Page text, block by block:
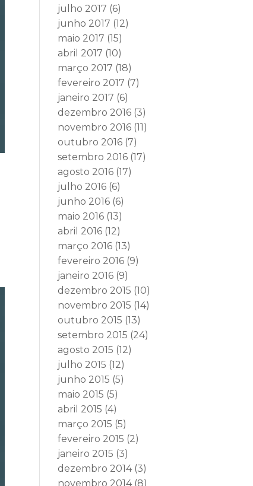
julho 2017 (6)
junho 2017 (12)
maio 2017 (15)
abril 2017 (10)
março 2017 (18)
fevereiro 2017 (7)
janeiro 2017 (6)
dezembro 2016 (3)
novembro 2016 (11)
outubro 2016 (7)
setembro 2016 (17)
agosto 2016 (17)
julho 2016 (6)
junho 2016 (6)
maio 2016 (13)
abril 2016 (12)
março 2016 (13)
fevereiro 2016 (9)
janeiro 2016 (9)
dezembro 2015 (10)
novembro 2015 (14)
outubro 2015 (13)
setembro 2015 (24)
agosto 2015 (12)
julho 2015 (12)
junho 2015 (5)
maio 2015 (5)
abril 2015 (4)
março 2015 (5)
fevereiro 2015 (2)
janeiro 2015 (3)
dezembro 2014(3)
novembro 2014(8)